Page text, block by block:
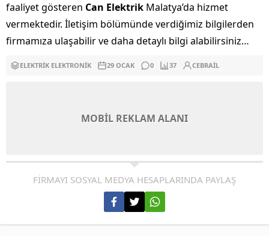
faaliyet gösteren Can Elektrik Malatya’da hizmet
vermektedir. İletişim bölümünde verdiğimiz bilgilerden
firmamıza ulaşabilir ve daha detaylı bilgi alabilirsiniz…
ELEKTRIK ELEKTRONIK 29 OCAK 0 37 CEBRAIL
MOBİL REKLAM ALANI
FİRMAYI SOSYAL MEDYA HESAPLARINDA PAYLAŞ